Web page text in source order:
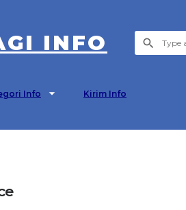
INFO
Info Kirim Info